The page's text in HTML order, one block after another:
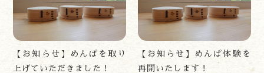
【お知らせ】めんぱを取り
上げていただきました！
【お知らせ】めんぱ体験を
再開いたします！